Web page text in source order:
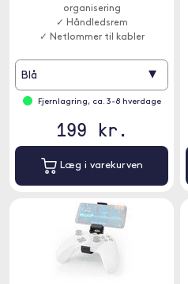
organisering
✓ Håndledsrem
✓ Netlommer til kabler
Blå ▾
Fjernlagring, ca. 3-8 hverdage
199 kr.
Læg i varekurven